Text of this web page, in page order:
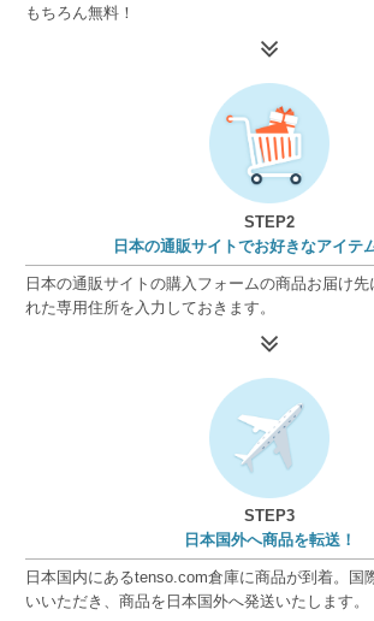
もちろん無料！
STEP2
日本の通販サイトでお好きなアイテ
日本の通販サイトの購入フォームの商品お届け
れた専用住所を入力しておきます。
STEP3
日本国外へ商品を転送！
日本国内にあるtenso.com倉庫に商品が到着。国
いいただき、商品を日本国外へ発送いたします。